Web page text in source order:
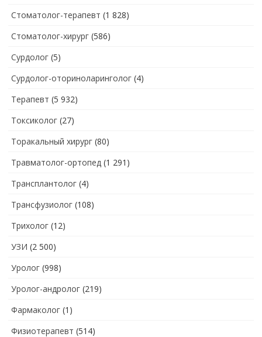
Стоматолог-терапевт (1 828)
Стоматолог-хирург (586)
Сурдолог (5)
Сурдолог-оториноларинголог (4)
Терапевт (5 932)
Токсиколог (27)
Торакальный хирург (80)
Травматолог-ортопед (1 291)
Трансплантолог (4)
Трансфузиолог (108)
Трихолог (12)
УЗИ (2 500)
Уролог (998)
Уролог-андролог (219)
Фармаколог (1)
Физиотерапевт (514)